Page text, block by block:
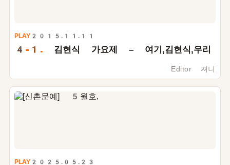
PLAY 2015.11.11
4-1. 김현식 가요제 – 여기,김현식,우리
Editor 져니
PLAY 2025.05.23